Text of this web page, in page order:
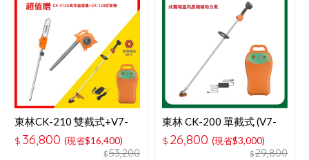
東林CK-210 雙截式+V7-
30AH電池- 旗艦加贈組
$ 36,800 (現省$16,400)
$53,200
東林 CK-200 單截式 (V7-
30AH高動力電池＋充電器)
電動割草機-適用農機補助
$ 26,800 (現省$3,000)
$29,800